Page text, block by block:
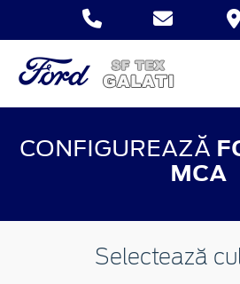
CONFIGUREAZĂ
MCA
Selectează